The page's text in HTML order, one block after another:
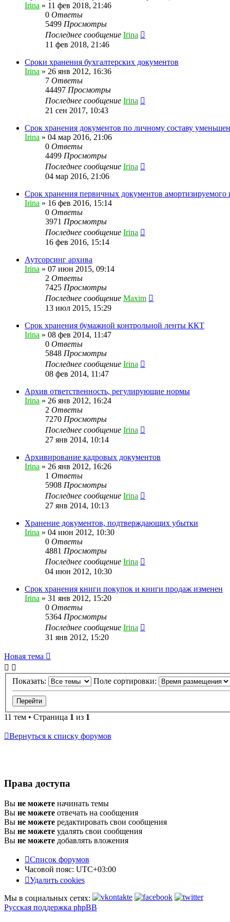
Irina » 11 фев 2018, 21:46
0 Ответы
5499 Просмотры
Последнее сообщение Irina
11 фев 2018, 21:46
Сроки хранения бухгалтерских документов
Irina » 26 янв 2012, 16:36
7 Ответы
44497 Просмотры
Последнее сообщение Irina
21 сен 2017, 10:43
Срок хранения документов по личному составу уменьшен
Irina » 04 мар 2016, 21:06
0 Ответы
4499 Просмотры
Последнее сообщение Irina
04 мар 2016, 21:06
Срок хранения первичных документов амортизируемого
Irina » 16 фев 2016, 15:14
0 Ответы
3971 Просмотры
Последнее сообщение Irina
16 фев 2016, 15:14
Аутсорсинг архива
Irina » 07 июн 2015, 09:14
2 Ответы
7425 Просмотры
Последнее сообщение Maxim
13 июл 2015, 15:29
Срок хранения бумажной контрольной ленты ККТ
Irina » 08 фев 2014, 11:47
0 Ответы
5848 Просмотры
Последнее сообщение Irina
08 фев 2014, 11:47
Архив ответственность, регулирующие нормы
Irina » 26 янв 2012, 16:24
2 Ответы
7270 Просмотры
Последнее сообщение Irina
27 янв 2014, 10:14
Архивирование кадровых документов
Irina » 26 янв 2012, 16:26
1 Ответы
5908 Просмотры
Последнее сообщение Irina
27 янв 2014, 10:13
Хранение документов, подтверждающих убытки
Irina » 04 июн 2012, 10:30
0 Ответы
4881 Просмотры
Последнее сообщение Irina
04 июн 2012, 10:30
Срок хранения книги покупок и книги продаж изменен
Irina » 31 янв 2012, 15:20
0 Ответы
5364 Просмотры
Последнее сообщение Irina
31 янв 2012, 15:20
Новая тема
Показать: Поле сортировки:
11 тем • Страница 1 из 1
Вернуться к списку форумов
Права доступа
Вы не можете начинать темы
Вы не можете отвечать на сообщения
Вы не можете редактировать свои сообщения
Вы не можете удалять свои сообщения
Вы не можете добавлять вложения
Список форумов
Часовой пояс: UTC+03:00
Удалить cookies
Мы в социальных сетях:
Русская поддержка phpBB